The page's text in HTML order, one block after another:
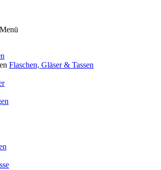
Menü
Flaschen, Gläser & Tassen